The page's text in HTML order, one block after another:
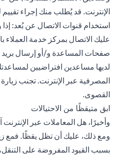
الإنترنت. قد يُطلب منك إجراء
استخدام قنوات الاتصال عن بُعد:
عليك الاتصال بمركز خدمة العملاء
صفحات المساعدة و/أو إرسال بريد
لديها مساعدين افتراضيين
المصرفية عبر الإنترنت. تجنب
القصوى.
ابق متيقظًا من الاحتيالات
وأخيرًا، هل المعاملات عبر
ومع ذلك، عليك أن تظل يقظًا. فمع
بسبب القيود المفروضة على